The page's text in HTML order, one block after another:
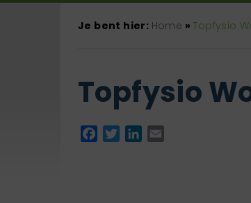
Je bent hier: Home »Topfysio
Topfysio
Facebook
TwitterLinkedIn